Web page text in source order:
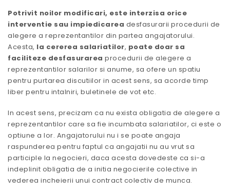
Potrivit noilor modificari, este interzisa orice
interventie sau impiedicarea desfasurarii procedurii de
alegere a reprezentantilor din partea angajatorului.
Acesta, la cererea salariatilor, poate doar sa
faciliteze desfasurarea procedurii de alegere a
reprezentantilor salarilor si anume, sa ofere un spatiu
pentru purtarea discutiilor in acest sens, sa acorde timp
liber pentru intalniri, buletinele de vot etc.
In acest sens, precizam ca nu exista obligatia de alegere a
reprezentantilor care sa fie incumbata salariatilor, ci este o
optiune a lor. Angajatorului nu i se poate angaja
raspunderea pentru faptul ca angajatii nu au vrut sa
participle la negocieri, daca acesta dovedeste ca si-a
indeplinit obligatia de a initia negocierile colective in
vederea incheierii unui contract colectiv de munca.